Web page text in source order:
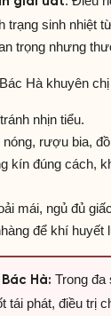
trạng sinh nhiệt
trọng nhưng
Hà khuyên
nhịn tiểu.
rượu bia,
kín đúng cách,
mái, ngủ đủ
để khí huyết
Hà: Trong
tái phát, điều trị